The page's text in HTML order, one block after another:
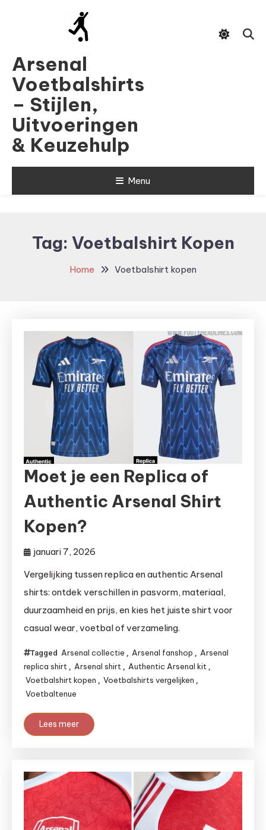
Arsenal
Voetbalshirts
– Stijlen,
Uitvoeringen
& Keuzehulp
Menu
Tag: Voetbalshirt Kopen
Home Voetbalshirt kopen
Moet je een Replica of
Authentic Arsenal Shirt
Kopen?
januari 7, 2026
Vergelijking tussen replica en authentic Arsenal
shirts: ontdek verschillen in pasvorm, materiaal,
duurzaamheid en prijs, en kies het juiste shirt voor
casual wear, voetbal of verzameling.
Tagged Arsenal collectie , Arsenal fanshop , Arsenal
replica shirt , Arsenal shirt , Authentic Arsenal kit ,
Voetbalshirt kopen , Voetbalshirts vergelijken ,
Voetbaltenue
Lees meer